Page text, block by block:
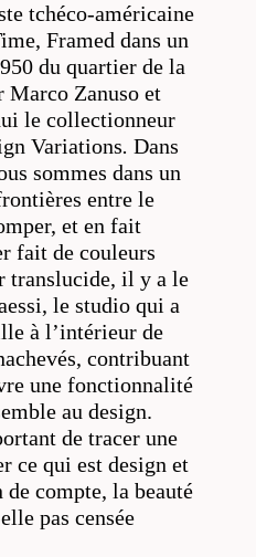
tchéco-américaine
Framed dans un
du quartier de la
Marco Zanuso et
le collectionneur
Variations.Dans
sommes dans un
entre le
et en fait
fait de couleurs
translucide, il y a le
le studio qui a
à l’intérieur de
contribuant
une fonctionnalité
au design.
de tracer une
ce qui est design et
compte, la beauté
pas censée